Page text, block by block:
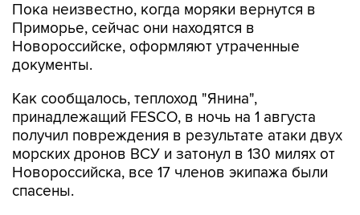
Пока неизвестно, когда моряки вернутся в
Приморье, сейчас они находятся в
Новороссийске, оформляют утраченные
документы.
Как сообщалось, теплоход "Янина",
принадлежащий FESCO, в ночь на 1 августа
получил повреждения в результате атаки двух
морских дронов ВСУ и затонул в 130 милях от
Новороссийска, все 17 членов экипажа были
спасены.